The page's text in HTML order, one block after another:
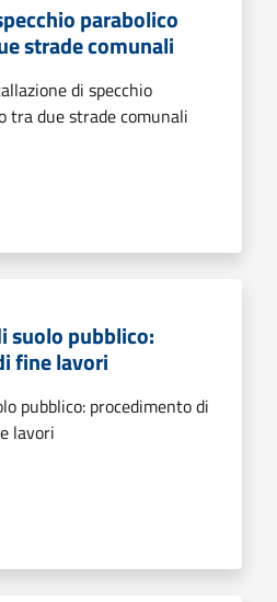
parabolico
strade comunali
di specchio
tra due strade comunali
suolo pubblico:
fine lavori
pubblico: procedimento di
lavori